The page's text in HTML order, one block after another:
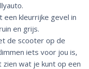
een kleurrijke gevel in
en grijs.
de scooter op de
iets voor jou is,
zien wat je kunt op een